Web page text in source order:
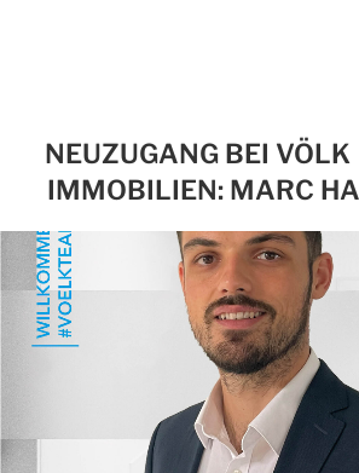
NEUZUGANG BEI VÖLK
IMMOBILIEN: MARC